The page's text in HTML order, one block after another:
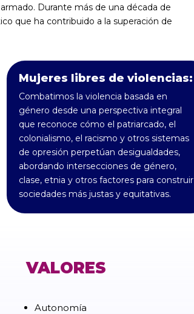
Durante más de una década de
que ha contribuido a la superación de
Mujeres libres de violencias:
Combatimos la violencia basada en
género desde una perspectiva integral
que reconoce cómo el patriarcado, el
colonialismo, el racismo y otros sistemas
de opresión perpetúan desigualdades,
abordando intersecciones de género,
clase, etnia y otros factores para construir
sociedades más justas y equitativas.
VALORES
Autonomía